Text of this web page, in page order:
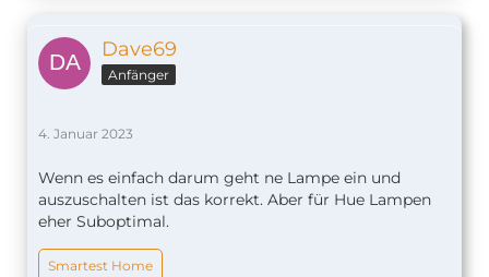
Dave69
Anfänger
4. Januar 2023
Wenn es einfach darum geht ne Lampe ein und
auszuschalten ist das korrekt. Aber für Hue Lampen
eher Suboptimal.
Smartest Home